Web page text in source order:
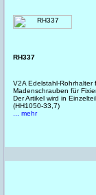
RH337
V2A Edelstahl-
Madenschrauben für
Der Artikel wird in
(HH1050-33,7)
... mehr